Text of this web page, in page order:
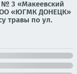
3 «Макеевский
«ЮГМК ДОНЕЦК»
травы по ул.